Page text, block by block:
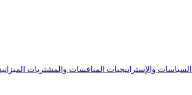
السياسات والإستراتيجيات المنافسات والمشتريات